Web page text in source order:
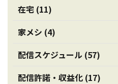
在宅 (11)
家メシ (4)
配信スケジュール (57)
配信許諾・収益化 (17)